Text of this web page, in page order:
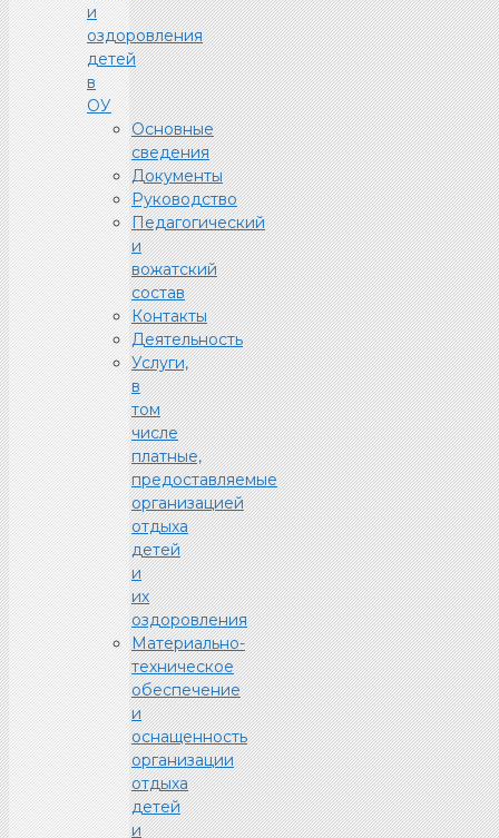
и
оздоровления
детей
в
ОУ
Основные
сведения
Документы
Руководство
Педагогический
и
вожатский
состав
Контакты
Деятельность
Услуги,
в
том
числе
платные,
предоставляемые
организацией
отдыха
детей
и
их
оздоровления
Материально-
техническое
обеспечение
и
оснащенность
организации
отдыха
детей
и